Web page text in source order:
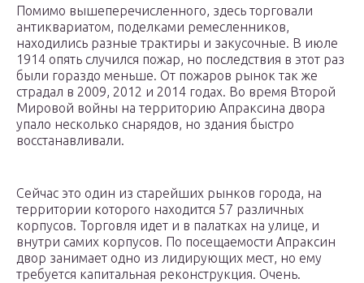
Помимо вышеперечисленного, здесь торговали
антиквариатом, поделками ремесленников,
находились разные трактиры и закусочные. В июле
1914 опять случился пожар, но последствия в этот раз
были гораздо меньше. От пожаров рынок так же
страдал в 2009, 2012 и 2014 годах. Во время Второй
Мировой войны на территорию Апраксина двора
упало несколько снарядов, но здания быстро
восстанавливали.
Сейчас это один из старейших рынков города, на
территории которого находится 57 различных
корпусов. Торговля идет и в палатках на улице, и
внутри самих корпусов. По посещаемости Апраксин
двор занимает одно из лидирующих мест, но ему
требуется капитальная реконструкция. Очень.